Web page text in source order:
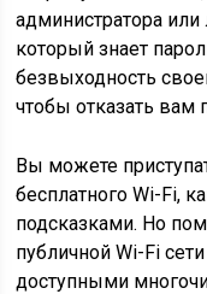
администратора
который знает
безвыходность
чтобы отказать вам
Вы можете
бесплатного Wi-Fi,
подсказками. Но
публичной Wi-Fi
доступными